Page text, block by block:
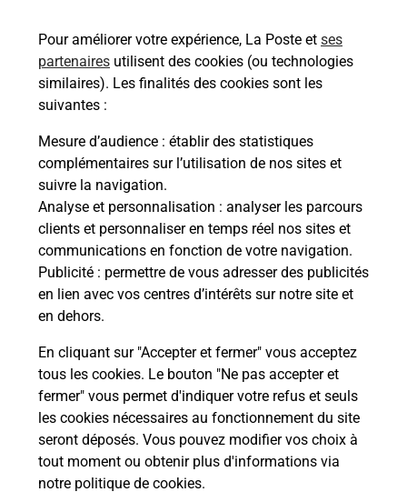
Pour améliorer votre expérience, La Poste et ses
partenaires utilisent des cookies (ou technologies
similaires). Les finalités des cookies sont les
suivantes :
Mesure d’audience : établir des statistiques
complémentaires sur l’utilisation de nos sites et
suivre la navigation.
Analyse et personnalisation : analyser les parcours
clients et personnaliser en temps réel nos sites et
communications en fonction de votre navigation.
Publicité : permettre de vous adresser des publicités
en lien avec vos centres d’intérêts sur notre site et
en dehors.
En cliquant sur "Accepter et fermer" vous acceptez
tous les cookies. Le bouton "Ne pas accepter et
fermer" vous permet d'indiquer votre refus et seuls
les cookies nécessaires au fonctionnement du site
seront déposés. Vous pouvez modifier vos choix à
tout moment ou obtenir plus d'informations via
notre politique de cookies.
Comment demander une
modification de livraison ?
Comment La Poste participe-t-elle
à votre sécurité au quotidien ?
Puis-je passer mon code de la route
avec La Poste et sous quelles
conditions ?
Localiser Liste Hautes-Alpes ORPIERRE